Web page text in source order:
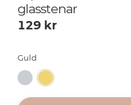
glasstenar
129 kr
Guld